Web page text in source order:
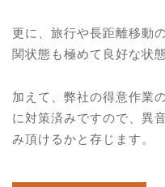
更に、旅行や長距離移動
関状態も極めて良好な状
加えて、弊社の得意作業
に対策済みですので、異
み頂けるかと存じます。